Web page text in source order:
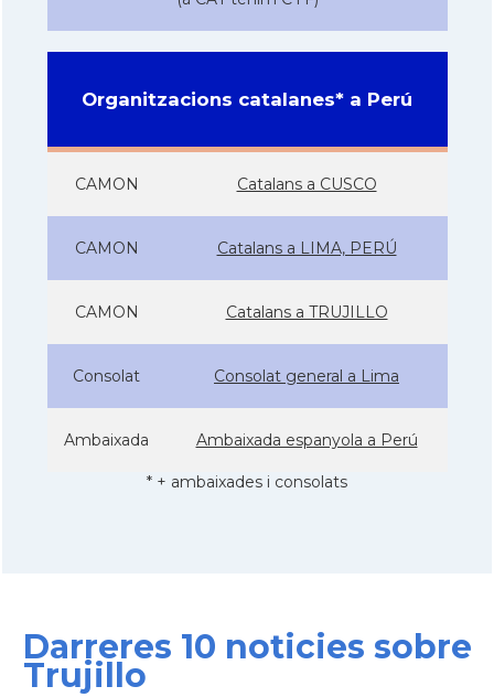
Organitzacions catalanes* a Perú
CAMON Catalans a CUSCO
CAMON Catalans a LIMA, PERÚ
CAMON Catalans a TRUJILLO
Consolat Consolat general a Lima
Ambaixada Ambaixada espanyola a Perú
* + ambaixades i consolats
Darreres 10 noticies sobre
Trujillo